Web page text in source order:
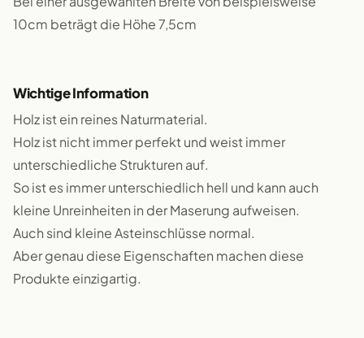
10cm beträgt die Höhe 7,5cm
Wichtige Information
Holz ist ein reines Naturmaterial.
Holz ist nicht immer perfekt und weist immer
unterschiedliche Strukturen auf.
So ist es immer unterschiedlich hell und kann auch
kleine Unreinheiten in der Maserung aufweisen.
Auch sind kleine Asteinschlüsse normal.
Aber genau diese Eigenschaften machen diese
Produkte einzigartig.